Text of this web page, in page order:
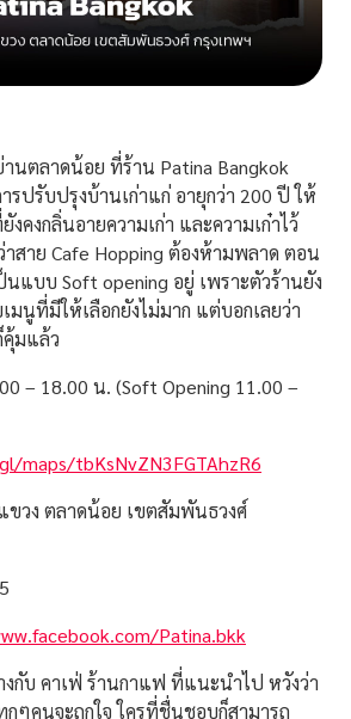
นตลาดน้อย ที่ร้าน Patina Bangkok
รปรับปรุงบ้านเก่าแก่ อายุกว่า 200 ปี ให้
คงกลิ่นอายความเก่า และความเก๋าไว้
สาย Cafe Hopping ต้องห้ามพลาด ตอน
นแบบ Soft opening อยู่ เพราะตัวร้านยัง
มนูที่มีให้เลือกยังไม่มาก แต่บอกเลยว่า
คุ้มแล้ว
– 18.00 น. (Soft Opening 11.00 –
maps/tbKsNvZN3FGTAhzR6
ขวง ตลาดน้อย เขตสัมพันธวงศ์
Patina.bkk
คาเฟ่ ร้านกาแฟ ที่แนะนำไป หวังว่า
กๆคนจะถูกใจ ใครที่ชื่นชอบก็สามารถ